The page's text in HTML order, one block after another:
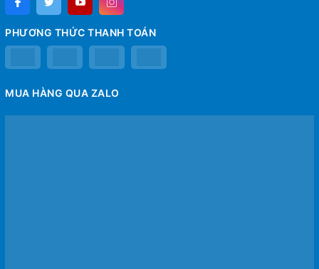
PHƯƠNG THỨC THANH TOÁN
MUA HÀNG QUA ZALO